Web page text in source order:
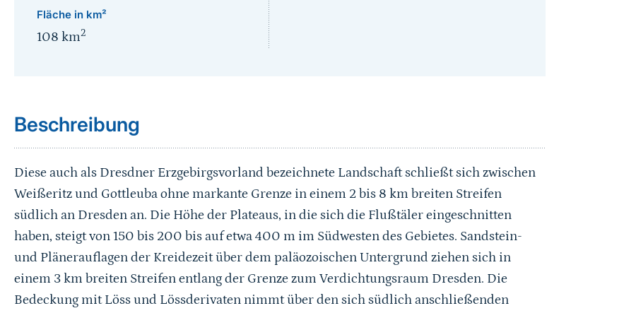
Fläche in km²
108 km2
Beschreibung
Diese auch als Dresdner Erzgebirgsvorland bezeichnete Landschaft schließt sich zwischen
Weißeritz und Gottleuba ohne markante Grenze in einem 2 bis 8 km breiten Streifen
südlich an Dresden an. Die Höhe der Plateaus, in die sich die Flußtäler eingeschnitten
haben, steigt von 150 bis 200 bis auf etwa 400 m im Südwesten des Gebietes. Sandstein-
und Plänerauflagen der Kreidezeit über dem paläozoischen Untergrund ziehen sich in
einem 3 km breiten Streifen entlang der Grenze zum Verdichtungsraum Dresden. Die
Bedeckung mit Löss und Lössderivaten nimmt über den sich südlich anschließenden